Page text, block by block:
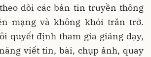
dõi các bản tin truyền thông
mạng và không khỏi trăn trở.
quyết định tham gia giảng dạy,
viết tin, bài, chụp ảnh, quay